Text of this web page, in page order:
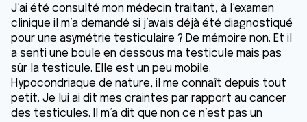
J’ai été consulté mon médecin traitant, à l’examen
clinique il m’a demandé si j’avais déjà été diagnostiqué
pour une asymétrie testiculaire ? De mémoire non. Et il
a senti une boule en dessous ma testicule mais pas
sûr la testicule. Elle est un peu mobile.
Hypocondriaque de nature, il me connaît depuis tout
petit. Je lui ai dit mes craintes par rapport au cancer
des testicules. Il m’a dit que non ce n’est pas un